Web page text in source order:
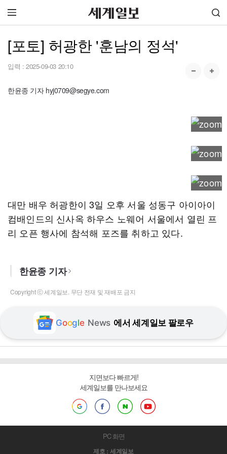
[포토] 허광한 '훈남의 정석'
입력 : 2025-09-03 20:10
한윤종 기자 hyj0709@segye.com
대만 배우 허광한이 3일 오후 서울 성동구 아이아이
컴배인드의 신사옥 하우스 노웨어 서울에서 열린 프
리 오픈 행사에 참석해 포즈를 취하고 있다.
한윤종 기자
Copyright ⓒ 세계일보. 무단 전재 및 재배포 금지
Google News 에서 세계일보 팔로우
지면보다 빠르게!
세계일보를 만나보세요
PC 화면
제호 : 세계일보